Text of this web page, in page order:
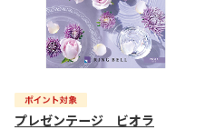
プレゼンテージ ビオラ